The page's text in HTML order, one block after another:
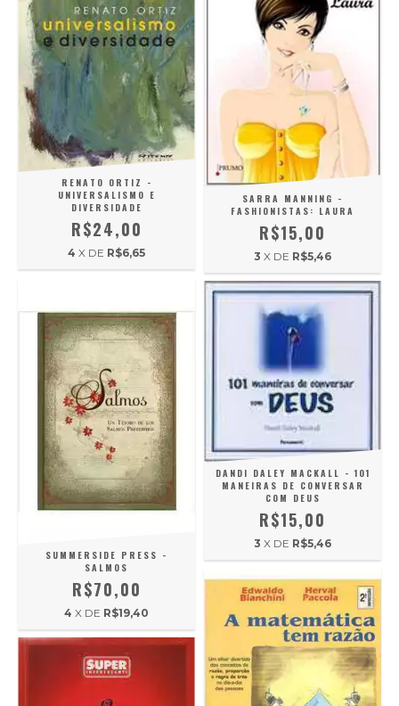
RENATO ORTIZ -
UNIVERSALISMO E
DIVERSIDADE
R$24,00
4 X DE R$6,65
SARRA MANNING -
FASHIONISTAS: LAURA
R$15,00
3 X DE R$5,46
SUMMERSIDE PRESS -
SALMOS
R$70,00
4 X DE R$19,40
DANDI DALEY MACKALL - 101
MANEIRAS DE CONVERSAR
COM DEUS
R$15,00
3 X DE R$5,46